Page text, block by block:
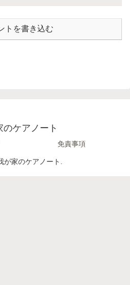
トを書き込む
のケアノート
免責事項
家のケアノート.